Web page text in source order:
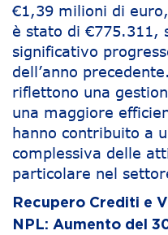
€1,39 milioni di
è stato di €775.311,
significativo
dell’anno
riflettono una
una maggiore
hanno contribuito a
complessiva delle
particolare nel
Recupero Crediti e
NPL: Aumento del